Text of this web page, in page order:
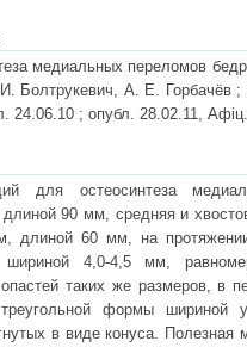
медиальных переломов
А. Е. Горбачёв ;
24.06.10 ; опубл. 28.02.11,
для остеосинтеза
90 мм, средняя и
длиной 60 мм, на
4,0-4,5 мм,
таких же размеров, в
формы шириной
в виде конуса. Полезная